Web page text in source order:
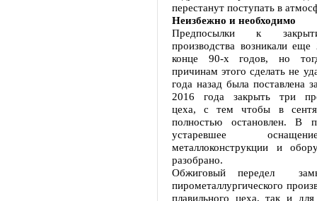
перестанут поступать в
Неизбежно и необходимо
Предпосылки к
производства возникали
конце 90-х годов, но
причинам этого сделать не
года назад была поставлена
2016 года закрыть три
цеха, с тем чтобы в
полностью остановлен. В
устаревшее
металлоконструкции и
разобрано.
Обжиговый передел
пирометаллургического
плавильного цеха, так и